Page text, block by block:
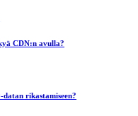
CDN:n avulla?
rikastamiseen?